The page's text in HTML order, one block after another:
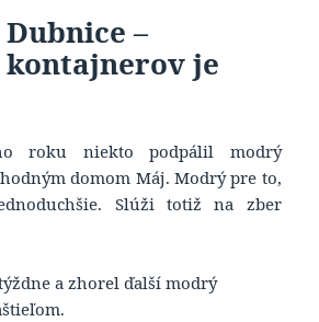
–
je
roku niekto podpálil modrý
domom Máj. Modrý pre to,
Slúži totiž na zber
a zhorel ďalší modrý